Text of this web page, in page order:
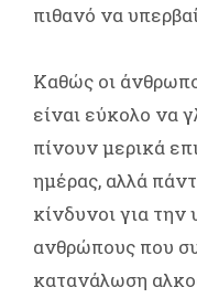
πιθανό να
Καθώς οι
είναι εύκολο να
πίνουν μερικά
ημέρας, αλλά
κίνδυνοι για
ανθρώπους που
κατανάλωση